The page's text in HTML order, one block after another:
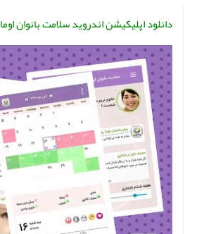
دانلود اپلیکیشن اندروید سلامت بانوان اوما